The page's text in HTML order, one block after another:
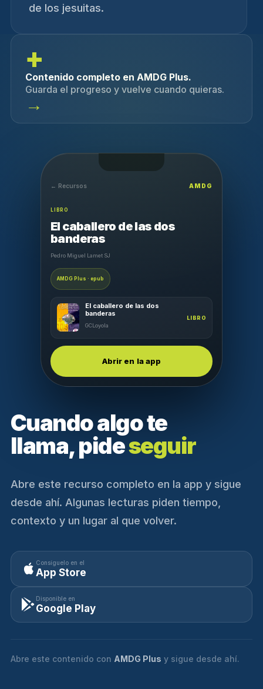
de los jesuitas.
+
Contenido completo en AMDG Plus.
Guarda el progreso y vuelve cuando quieras.
→
Cuando algo te
llama, pideseguir
Abre este recurso completo en la app y sigue
desde ahí. Algunas lecturas piden tiempo,
contexto y un lugar al que volver.
Consíguelo en el
App Store
Disponible en
Google Play
Abre este contenido con AMDG Plus y sigue desde ahí.
← Recursos AMDG
LIBRO
El caballero de las dos
banderas
Pedro Miguel Lamet SJ
AMDG Plus · epub
El caballero de las dos
banderas
GCLoyola
LIBRO
Abrir en la app